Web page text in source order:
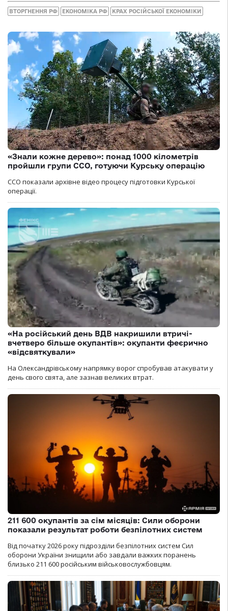
ВТОРГНЕННЯ РФ ЕКОНОМІКА РФ КРАХ РОСІЙСЬКОЇ ЕКОНОМІКИ
«Знали кожне дерево»: понад 1000 кілометрів
пройшли групи ССО, готуючи Курську операцію
ССО показали архівне відео процесу підготовки Курської
операції.
«На російський день ВДВ накришили втричі-
вчетверо більше окупантів»: окупанти феєрично
«відсвяткували»
На Олександрівському напрямку ворог спробував атакувати у
день свого свята, але зазнав великих втрат.
211 600 окупантів за сім місяців: Сили оборони
показали результат роботи безпілотних систем
Від початку 2026 року підрозділи безпілотних систем Сил
оборони України знищили або завдали важких поранень
близько 211 600 російським військовослужбовцям.